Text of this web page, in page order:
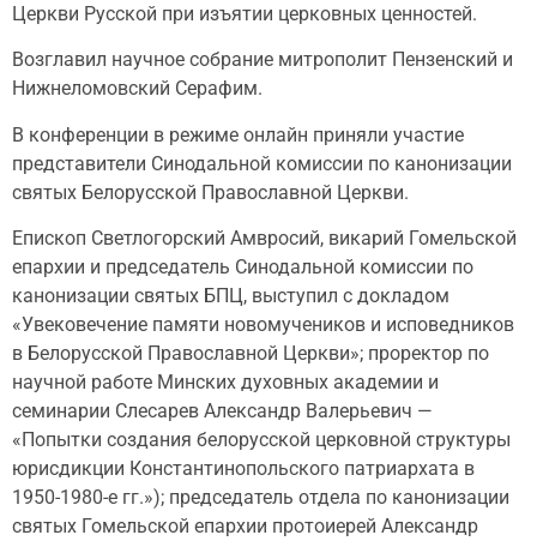
Церкви Русской при изъятии церковных ценностей.
Возглавил научное собрание митрополит Пензенский и
Нижнеломовский Серафим.
В конференции в режиме онлайн приняли участие
представители Синодальной комиссии по канонизации
святых Белорусской Православной Церкви.
Епископ Светлогорский Амвросий, викарий Гомельской
епархии и председатель Синодальной комиссии по
канонизации святых БПЦ, выступил с докладом
«Увековечение памяти новомучеников и исповедников
в Белорусской Православной Церкви»; проректор по
научной работе Минских духовных академии и
семинарии Слесарев Александр Валерьевич —
«Попытки создания белорусской церковной структуры
юрисдикции Константинопольского патриархата в
1950-1980-е гг.»); председатель отдела по канонизации
святых Гомельской епархии протоиерей Александр